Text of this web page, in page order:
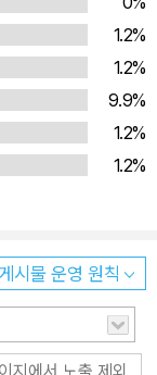
은 많은
기도 하고, 때로는
타리가 되어주는 것
요. 서로가 있어서
게 하고 보듬어 주
코알라』는 나를
계. 서로 잡은 손
자매를 만나 보세
1.2%
1.2%
9.9%
1.2%
1.2%
게시물 운영 원칙